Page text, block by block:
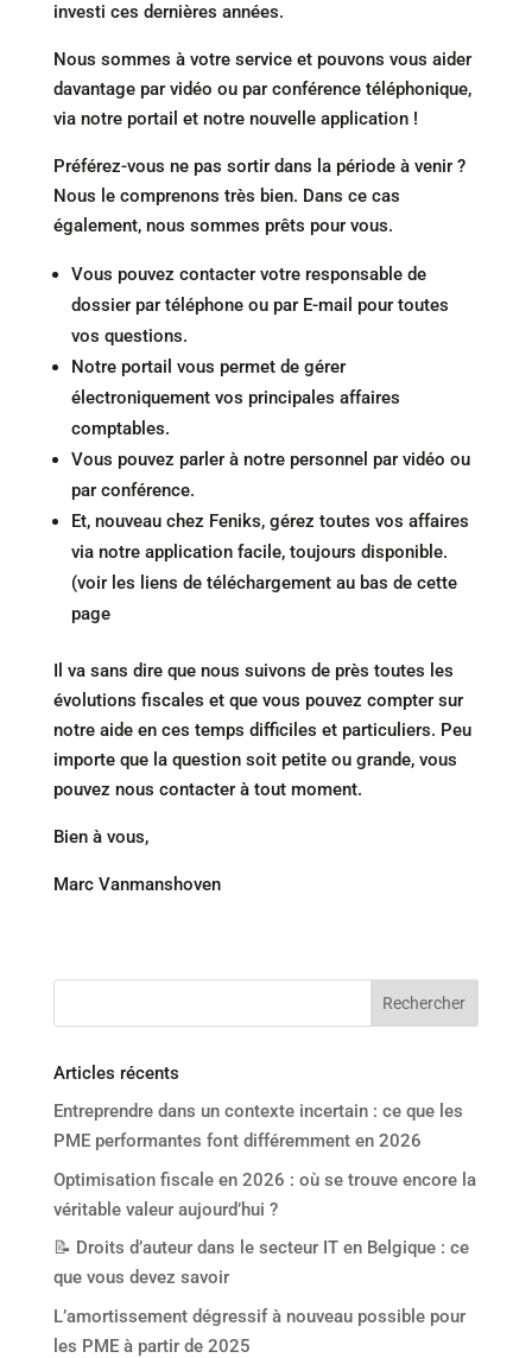
investi ces dernières années.
Nous sommes à votre service et pouvons vous aider
davantage par vidéo ou par conférence téléphonique,
via notre portail et notre nouvelle application !
Préférez-vous ne pas sortir dans la période à venir ?
Nous le comprenons très bien. Dans ce cas
également, nous sommes prêts pour vous.
Vous pouvez contacter votre responsable de
dossier par téléphone ou par E-mail pour toutes
vos questions.
Notre portail vous permet de gérer
électroniquement vos principales affaires
comptables.
Vous pouvez parler à notre personnel par vidéo ou
par conférence.
Et, nouveau chez Feniks, gérez toutes vos affaires
via notre application facile, toujours disponible.
(voir les liens de téléchargement au bas de cette
page
Il va sans dire que nous suivons de près toutes les
évolutions fiscales et que vous pouvez compter sur
notre aide en ces temps difficiles et particuliers. Peu
importe que la question soit petite ou grande, vous
pouvez nous contacter à tout moment.
Bien à vous,
Marc Vanmanshoven
Articles récents
Entreprendre dans un contexte incertain : ce que les
PME performantes font différemment en 2026
Optimisation fiscale en 2026 : où se trouve encore la
véritable valeur aujourd’hui ?
📝 Droits d’auteur dans le secteur IT en Belgique : ce
que vous devez savoir
L’amortissement dégressif à nouveau possible pour
les PME à partir de 2025